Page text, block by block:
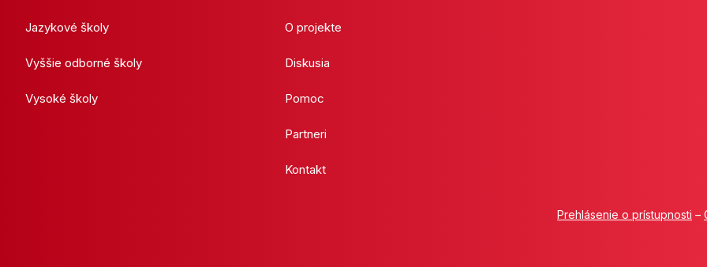
Jazykové školy
Vyššie odborné školy
Vysoké školy
O projekte
Diskusia
Pomoc
Partneri
Kontakt
Prehlásenie o prístupnosti –